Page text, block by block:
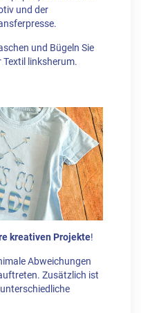
und der
und Bügeln Sie
Textil linksherum.
kreativen Projekte!
Abweichungen
Zusätzlich ist